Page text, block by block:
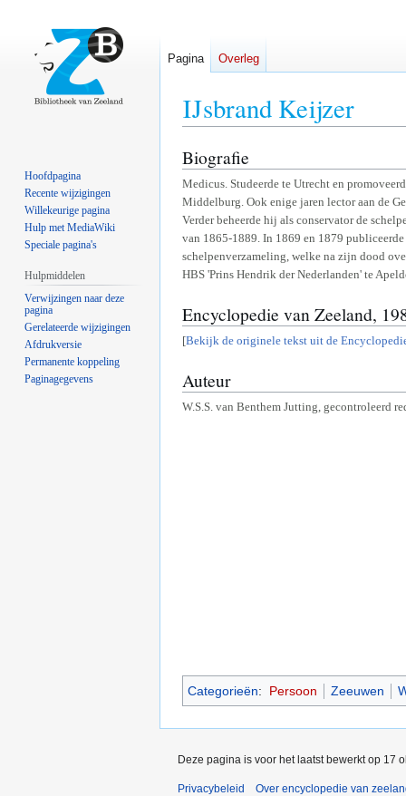
IJsbrand Keijzer
Naar
navigatie
Naar
zoeken
Biografie
Medicus. Studeerde te Utrecht en
Middelburg. Ook enige jaren lector aan de
Verder beheerde hij als conservator de
van 1865-1889. In 1869 en 1879
schelpenverzameling, welke na zijn dood
HBS 'Prins Hendrik der Nederlanden' te
Encyclopedie van Zeeland,
[Bekijk de originele tekst uit de
Auteur
W.S.S. van Benthem Jutting, gecontroleerd
Categorieën: Persoon Zeeuwen
Pagina Overleg
Hoofdpagina
Recente wijzigingen
Willekeurige pagina
Hulp met MediaWiki
Speciale pagina's
Hulpmiddelen
Verwijzingen naar deze
pagina
Gerelateerde wijzigingen
Afdrukversie
Permanente koppeling
Paginagegevens
Deze pagina is voor het laatst bewerkt op 17
Privacybeleid Over encyclopedie van